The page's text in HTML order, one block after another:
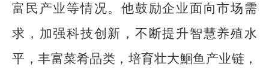
富民产业等情况。他鼓励企业面向市场需
求，加强科技创新，不断提升智慧养殖水
平，丰富菜肴品类，培育壮大鮰鱼产业链，